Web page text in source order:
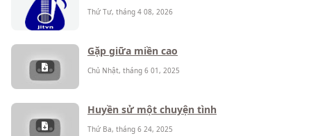
Thứ Tư, tháng 4 08, 2026
Gặp giữa miền cao
Chủ Nhật, tháng 6 01, 2025
Huyền sử một chuyện tình
Thứ Ba, tháng 6 24, 2025